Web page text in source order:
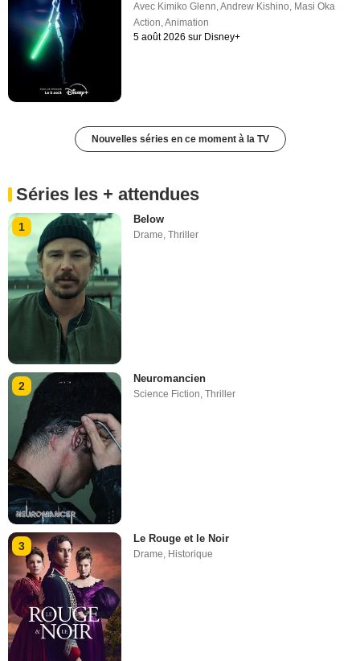
Avec Kimiko Glenn,Andrew Kishino, Masi Oka
Action,Animation
5 août 2026 sur Disney+
Nouvelles séries en ce moment à la TV
Séries les + attendues
1
Below
Drame,Thriller
2
Neuromancien
Science Fiction,Thriller
3
Le Rouge et le Noir
Drame Historique